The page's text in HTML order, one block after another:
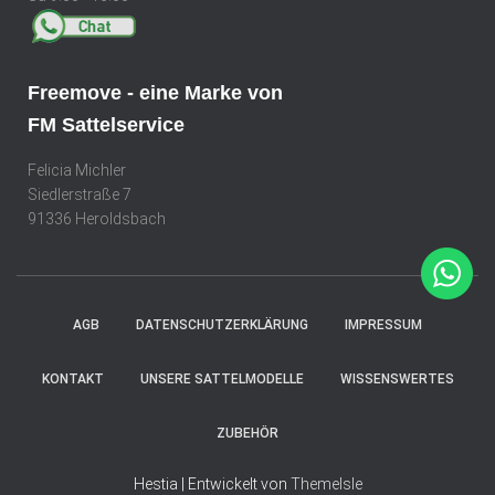
Freemove - eine Marke von
FM Sattelservice
Felicia Michler
Siedlerstraße 7
91336 Heroldsbach
AGB DATENSCHUTZERKLÄRUNG IMPRESSUM
KONTAKT UNSERE SATTELMODELLE WISSENSWERTES
ZUBEHÖR
Hestia | Entwickelt von ThemeIsle